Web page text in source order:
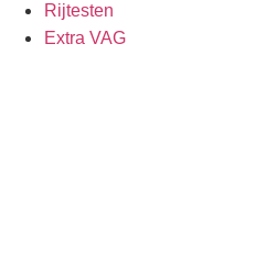
Rijtesten
Extra VAG